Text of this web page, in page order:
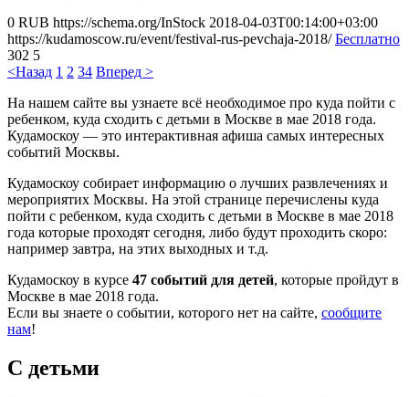
0 RUB https://schema.org/InStock 2018-04-03T00:14:00+03:00
https://kudamoscow.ru/event/festival-rus-pevchaja-2018/ Бесплатно
302 5
<Назад 1 2 34 Вперед >
На нашем сайте вы узнаете всё необходимое про куда пойти с
ребенком, куда сходить с детьми в Москве в мае 2018 года.
Кудамоскоу — это интерактивная афиша самых интересных
событий Москвы.
Кудамоскоу собирает информацию о лучших развлечениях и
мероприятих Москвы. На этой странице перечислены куда
пойти с ребенком, куда сходить с детьми в Москве в мае 2018
года которые проходят сегодня, либо будут проходить скоро:
например завтра, на этих выходных и т.д.
Кудамоскоу в курсе 47 событий для детей, которые пройдут в
Москве в мае 2018 года.
Если вы знаете о событии, которого нет на сайте, сообщите
нам!
С детьми